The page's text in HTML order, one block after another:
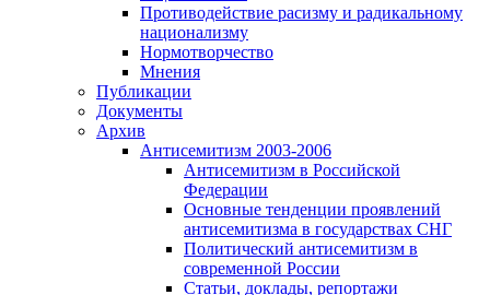
Противодействие расизму и радикальному
национализму
Нормотворчество
Мнения
Публикации
Документы
Архив
Антисемитизм 2003-2006
Антисемитизм в Российской
Федерации
Основные тенденции проявлений
антисемитизма в государствах СНГ
Политический антисемитизм в
современной России
Статьи, доклады, репортажи